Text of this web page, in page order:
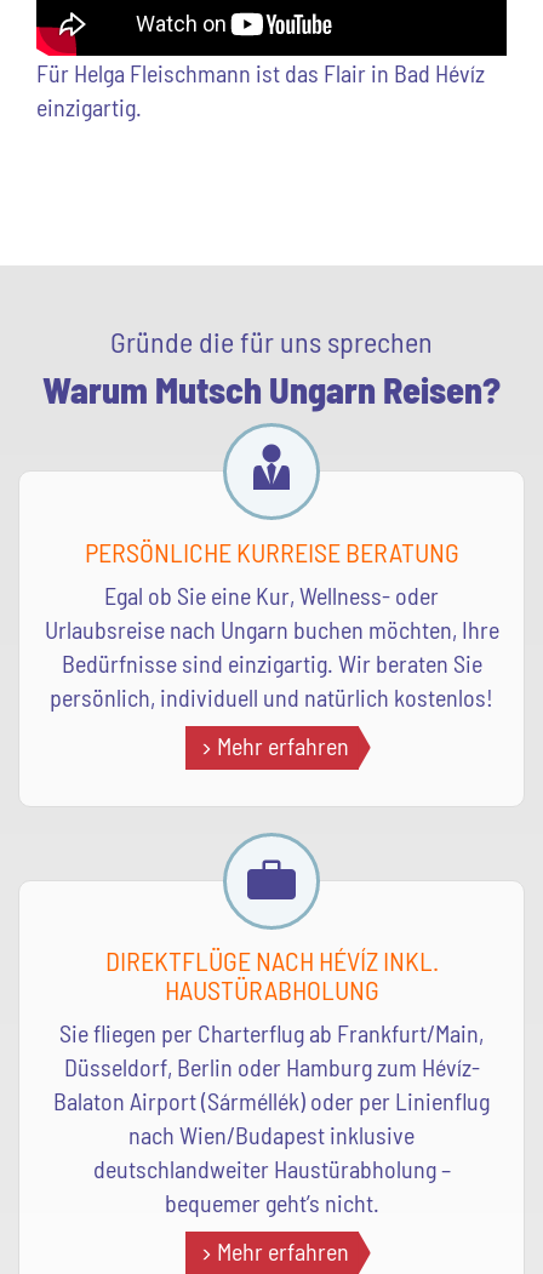
Für Helga Fleischmann ist das Flair in Bad Hévíz
einzigartig.
Gründe die für uns sprechen
Warum Mutsch Ungarn Reisen?
PERSÖNLICHE KURREISE BERATUNG
Egal ob Sie eine Kur, Wellness- oder
Urlaubsreise nach Ungarn buchen möchten, Ihre
Bedürfnisse sind einzigartig. Wir beraten Sie
persönlich, individuell und natürlich kostenlos!
Mehr erfahren
DIREKTFLÜGE NACH HÉVÍZ INKL.
HAUSTÜRABHOLUNG
Sie fliegen per Charterflug ab Frankfurt/Main,
Düsseldorf, Berlin oder Hamburg zum Hévíz-
Balaton Airport (Sárméllék) oder per Linienflug
nach Wien/Budapest inklusive
deutschlandweiter Haustürabholung –
bequemer geht’s nicht.
Mehr erfahren